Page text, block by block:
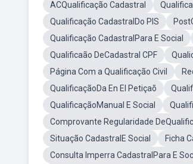
ACQualificação Cadastral
Qualificação CadastralDo PIS
Qualificação CadastralPara E Social
Qualificaão DeCadastral CPF
Página Com a Qualificação Civil
QualificaçãoDa En El Petiçaõ
QualificaçãoManual E Social
Comprovante Regularidade
Situação CadastralE Social
Ficha
Consulta Imperra CadastralPara E